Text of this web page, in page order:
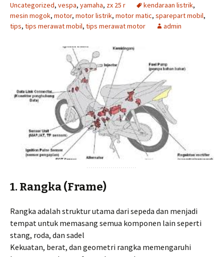
Uncategorized, vespa, yamaha, zx 25 r kendaraan listrik,
mesin mogok, motor, motor listrik, motor matic, sparepart mobil,
tips, tips merawat mobil, tips merawat motor admin
1. Rangka (Frame)
Rangka adalah struktur utama dari sepeda dan menjadi
tempat untuk memasang semua komponen lain seperti
stang, roda, dan sadel
Kekuatan, berat, dan geometri rangka memengaruhi